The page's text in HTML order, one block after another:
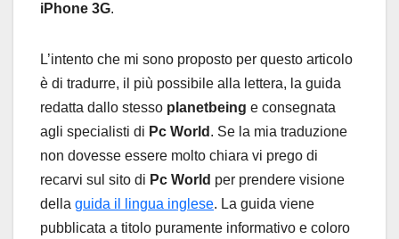
iPhone 3G.
L’intento che mi sono proposto per questo articolo
è di tradurre, il più possibile alla lettera, la guida
redatta dallo stesso planetbeing e consegnata
agli specialisti di Pc World . Se la mia traduzione
non dovesse essere molto chiara vi prego di
recarvi sul sito di Pc World per prendere visione
della guida il lingua inglese. La guida viene
pubblicata a titolo puramente informativo e coloro